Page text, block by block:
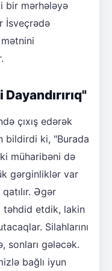
bir mərhələyə
İsveçrədə
çıxış edərək
bildirdi ki, "Burada
müharibəni də
gərginliklər var
Əgər
təhdid etdik, lakin
Silahlarını
sonları gələcək.
bağlı iyun